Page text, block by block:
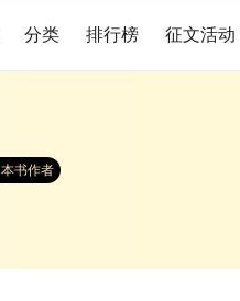
分类 排行榜 征文活动
本书作者